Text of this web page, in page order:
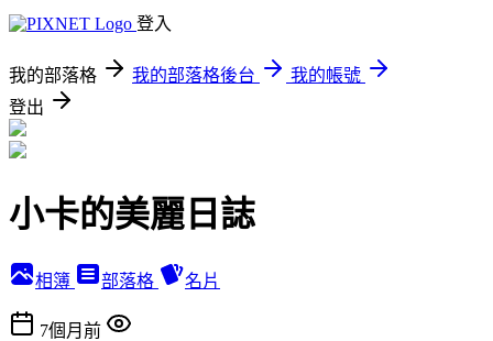
登入
我的部落格 我的部落格後台
我的帳號
登出
小卡的美麗日誌
相簿 部落格 名片
7個月前